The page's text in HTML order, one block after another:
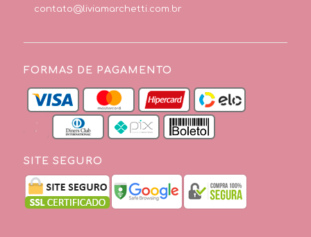
contato@liviamarchetti.com.br
FORMAS DE PAGAMENTO
SITE SEGURO